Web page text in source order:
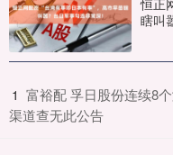
恒正
瞎叫
1 富裕配 孚日股份连续8
渠道查无此公告